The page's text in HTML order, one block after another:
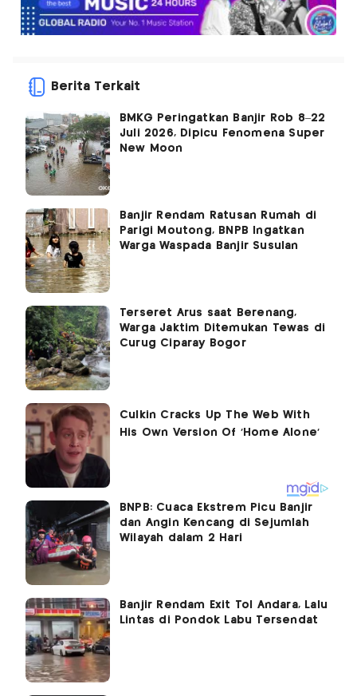
Berita Terkait
BMKG Peringatkan Banjir Rob 8–22
Juli 2026, Dipicu Fenomena Super
New Moon
Banjir Rendam Ratusan Rumah di
Parigi Moutong, BNPB Ingatkan
Warga Waspada Banjir Susulan
Terseret Arus saat Berenang,
Warga Jaktim Ditemukan Tewas di
Curug Ciparay Bogor
BNPB: Cuaca Ekstrem Picu Banjir
dan Angin Kencang di Sejumlah
Wilayah dalam 2 Hari
Banjir Rendam Exit Tol Andara, Lalu
Lintas di Pondok Labu Tersendat